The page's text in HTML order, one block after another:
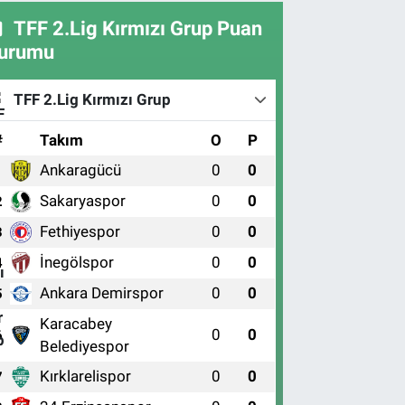
TFF 2.Lig Kırmızı Grup Puan
TFF 2.Lig Kırmızı Grup
Takım O P
Ankaragücü 0 0
Sakaryaspor 0 0
Fethiyespor 0 0
İnegölspor 0 0
Ankara Demirspor 0 0
Karacabey
Belediyespor
0 0
Kırklarelispor 0 0